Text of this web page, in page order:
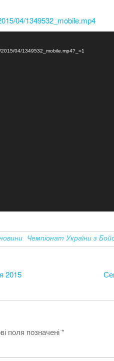
04/1349532_mobile.mp4
04/1349532_mobile.mp4?_=1
Чемпіонат України з
2015
поля позначені*